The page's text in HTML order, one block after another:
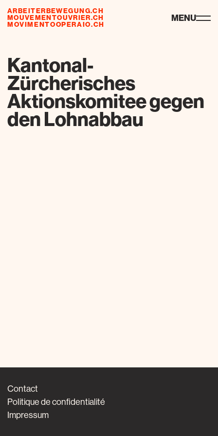
ARBEITERBEWEGUNG.CH
MOUVEMENTOUVRIER.CH
MOVIMENTOOPERAIO.CH
ressources MENU
Kantonal-
Zürcherisches
Aktionskomitee gegen
den Lohnabbau
Contact
Politique de confidentialité
Impressum